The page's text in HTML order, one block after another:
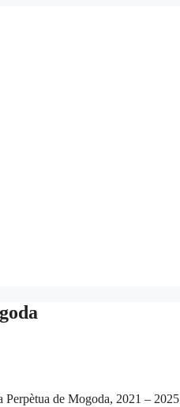
de Mogoda, 2021 – 2025